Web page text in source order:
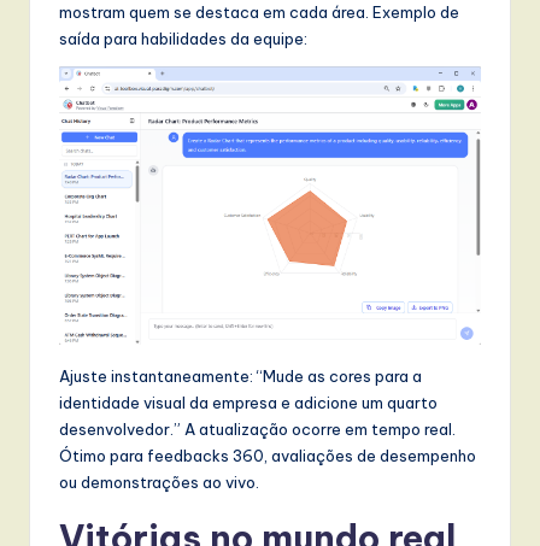
mostram quem se destaca em cada área. Exemplo de
saída para habilidades da equipe:
Ajuste instantaneamente: “Mude as cores para a
identidade visual da empresa e adicione um quarto
desenvolvedor.” A atualização ocorre em tempo real.
Ótimo para feedbacks 360, avaliações de desempenho
ou demonstrações ao vivo.